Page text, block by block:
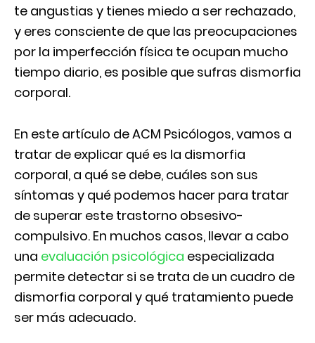
te angustias y tienes miedo a ser rechazado,
y eres consciente de que las preocupaciones
por la imperfección física te ocupan mucho
tiempo diario, es posible que sufras dismorfia
corporal.
En este artículo de ACM Psicólogos, vamos a
tratar de explicar qué es la dismorfia
corporal, a qué se debe, cuáles son sus
síntomas y qué podemos hacer para tratar
de superar este trastorno obsesivo-
compulsivo. En muchos casos, llevar a cabo
una evaluación psicológica especializada
permite detectar si se trata de un cuadro de
dismorfia corporal y qué tratamiento puede
ser más adecuado.